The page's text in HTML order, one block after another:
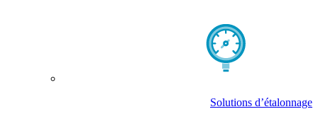
Solutions d’étalonnage